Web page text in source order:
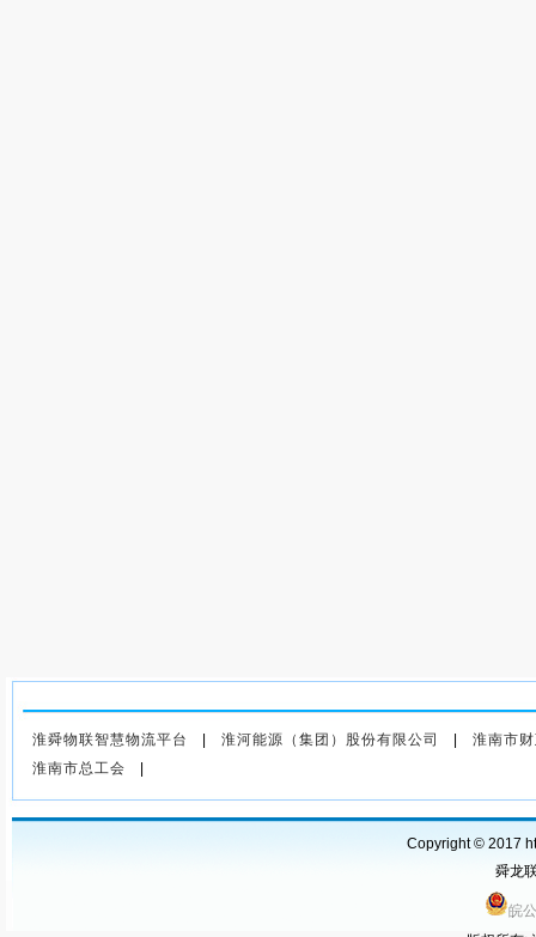
上一篇：公司召开党委理论学
习中心组学习（扩大）会
淮舜物联智慧物流平台 淮河能源（集团）股份有限公司
淮南市
淮南市总工会
Copyright © 2017
舜龙
皖